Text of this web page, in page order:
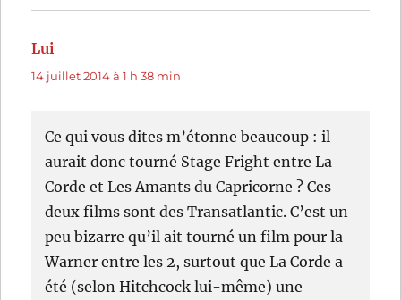
Lui
14 juillet 2014 à 1 h 38 min
Ce qui vous dites m’étonne beaucoup : il
aurait donc tourné Stage Fright entre La
Corde et Les Amants du Capricorne ? Ces
deux films sont des Transatlantic. C’est un
peu bizarre qu’il ait tourné un film pour la
Warner entre les 2, surtout que La Corde a
été (selon Hitchcock lui-même) une